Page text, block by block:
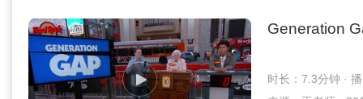
Generation
时长：7.3分钟 ·